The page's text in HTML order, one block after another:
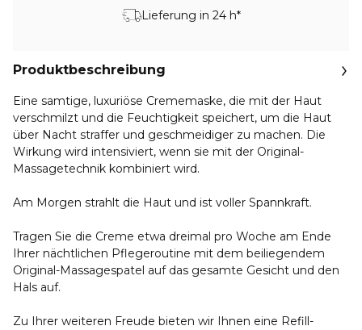
Lieferung in 24 h*
Produktbeschreibung
Eine samtige, luxuriöse Crememaske, die mit der Haut
verschmilzt und die Feuchtigkeit speichert, um die Haut
über Nacht straffer und geschmeidiger zu machen. Die
Wirkung wird intensiviert, wenn sie mit der Original-
Massagetechnik kombiniert wird.
Am Morgen strahlt die Haut und ist voller Spannkraft.
Tragen Sie die Creme etwa dreimal pro Woche am Ende
Ihrer nächtlichen Pflegeroutine mit dem beiliegendem
Original-Massagespatel auf das gesamte Gesicht und den
Hals auf.
Zu Ihrer weiteren Freude bieten wir Ihnen eine Refill-